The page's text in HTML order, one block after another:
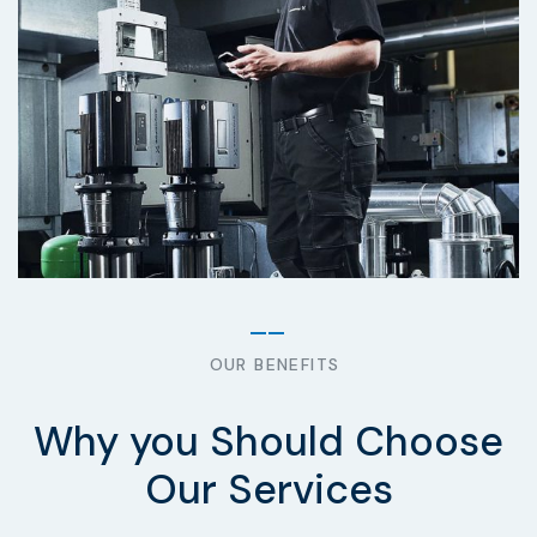
OUR BENEFITS
Why you Should Choose
Our Services